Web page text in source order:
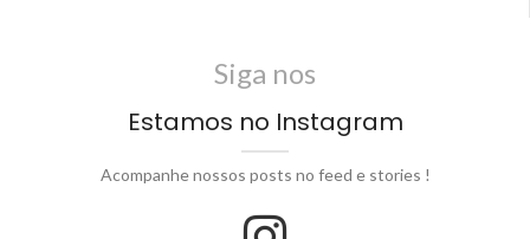
Siga nos
Estamos no Instagram
Acompanhe nossos posts no feed e stories !